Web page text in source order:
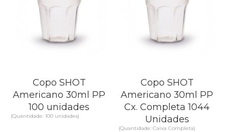
Copo SHOT
Americano 30ml PP
100 unidades
(Quantidade: 100 unidades)
Copo SHOT
Americano 30ml PP
Cx. Completa 1044
Unidades
(Quantidade: Caixa Completa)